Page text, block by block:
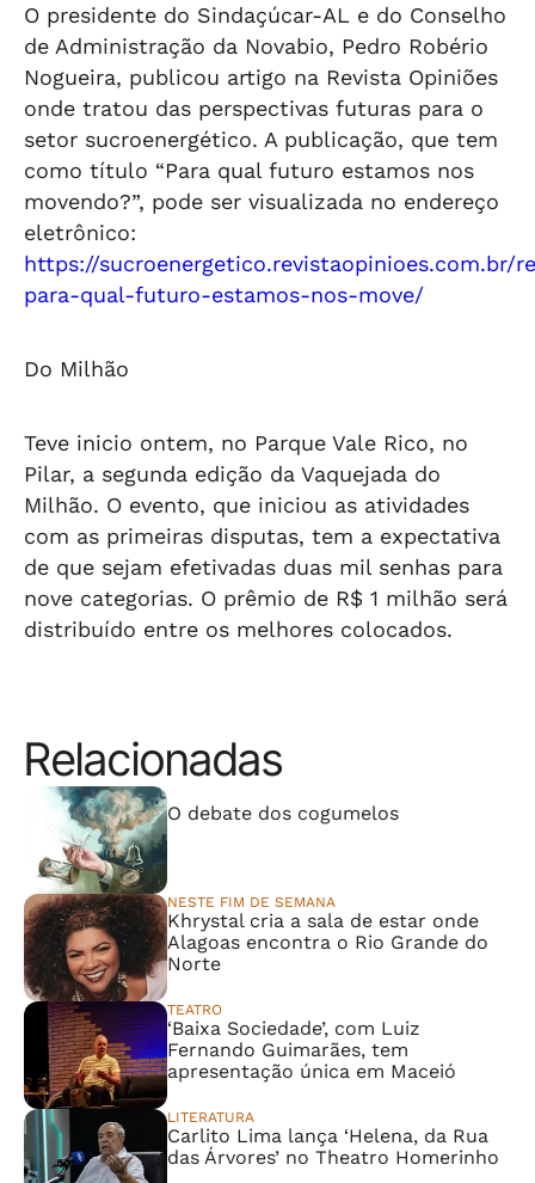
O presidente do Sindaçúcar-AL e do Conselho
de Administração da Novabio, Pedro Robério
Nogueira, publicou artigo na Revista Opiniões
onde tratou das perspectivas futuras para o
setor sucroenergético. A publicação, que tem
como título “Para qual futuro estamos nos
movendo?”, pode ser visualizada no endereço
eletrônico:
https://sucroenergetico.revistaopinioes.com.br/
para-qual-futuro-estamos-nos-move/
Do Milhão
Teve inicio ontem, no Parque Vale Rico, no
Pilar, a segunda edição da Vaquejada do
Milhão. O evento, que iniciou as atividades
com as primeiras disputas, tem a expectativa
de que sejam efetivadas duas mil senhas para
nove categorias. O prêmio de R$ 1 milhão será
distribuído entre os melhores colocados.
Relacionadas
O debate dos cogumelos
NESTE FIM DE SEMANA
Khrystal cria a sala de estar onde
Alagoas encontra o Rio Grande do
Norte
TEATRO
‘Baixa Sociedade’, com Luiz
Fernando Guimarães, tem
apresentação única em Maceió
LITERATURA
Carlito Lima lança ‘Helena, da Rua
das Árvores’ no Theatro Homerinho